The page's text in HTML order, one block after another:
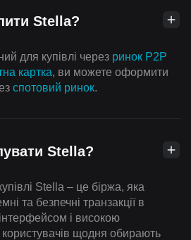
Stella?
для купівлі через ринок P2P
картка, ви можете оформити
спотовий ринок.
Stella?
Stella – це біржа, яка
та безпечні транзакції в
і високою
користувачів щодня обирають